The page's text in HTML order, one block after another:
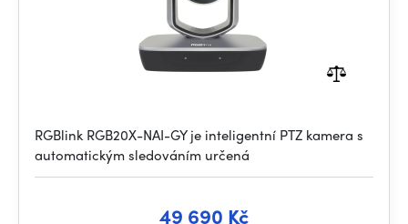
RGBlink RGB20X-NAI-GY je inteligentní PTZ kamera s
automatickým sledováním určená
49 690 Kč